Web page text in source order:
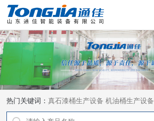
热门关键词：真石漆桶生产设备 机油桶生产设备